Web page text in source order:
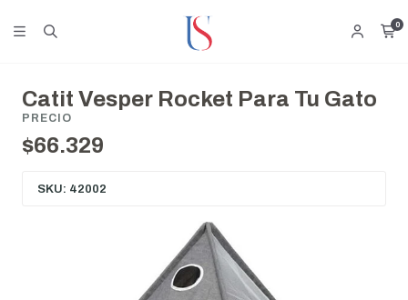
0
Catit Vesper Rocket Para Tu Gato
PRECIO
$66.329
SKU: 42002